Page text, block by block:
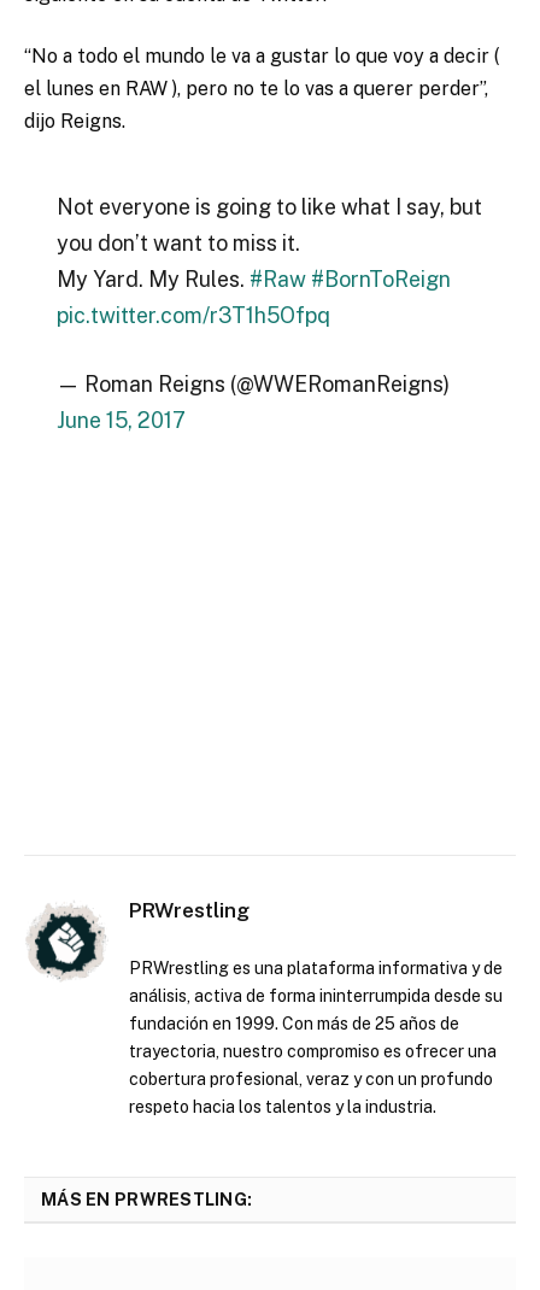
“No a todo el mundo le va a gustar lo que voy a decir (
el lunes en RAW ), pero no te lo vas a querer perder”,
dijo Reigns.
Not everyone is going to like what I say, but
you don’t want to miss it.
My Yard. My Rules. #Raw #BornToReign
pic.twitter.com/r3T1h5Ofpq
— Roman Reigns (@WWERomanReigns)
June 15, 2017
PRWrestling
PRWrestling es una plataforma informativa y de
análisis, activa de forma ininterrumpida desde su
fundación en 1999. Con más de 25 años de
trayectoria, nuestro compromiso es ofrecer una
cobertura profesional, veraz y con un profundo
respeto hacia los talentos y la industria.
MÁS EN PRWRESTLING: